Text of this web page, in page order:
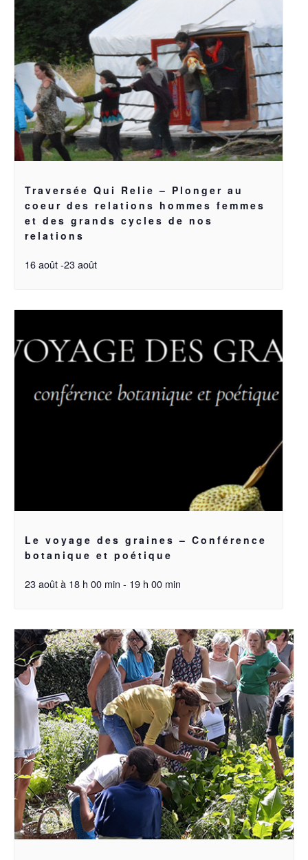
Traversée Qui Relie – Plonger au
coeur des relations hommes femmes
et des grands cycles de nos
relations
16 août-23 août
Le voyage des graines – Conférence
botanique et poétique
23 août à 18 h 00 min - 19 h 00 min